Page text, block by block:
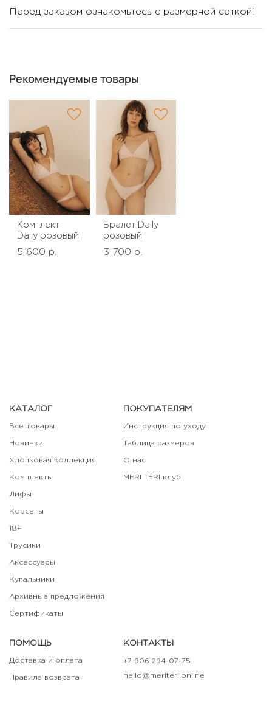
Перед заказом ознакомьтесь с размерной сеткой!
Рекомендуемые товары
Комплект
Daily розовый
5 600 р.
Бралет Daily
розовый
3 700 р.
КАТАЛОГ
Все товары
Новинки
Хлопковая коллекция
Комплекты
Лифы
Корсеты
18+
Трусики
Аксессуары
Купальники
Архивные предложения
Сертификаты
ПОКУПАТЕЛЯМ
Инструкция по уходу
Таблица размеров
О нас
MERI TÉRI клуб
ПОМОЩЬ
Доставка и оплата
Правила возврата
КОНТАКТЫ
+7 906 294-07-75
hello@meriteri.online